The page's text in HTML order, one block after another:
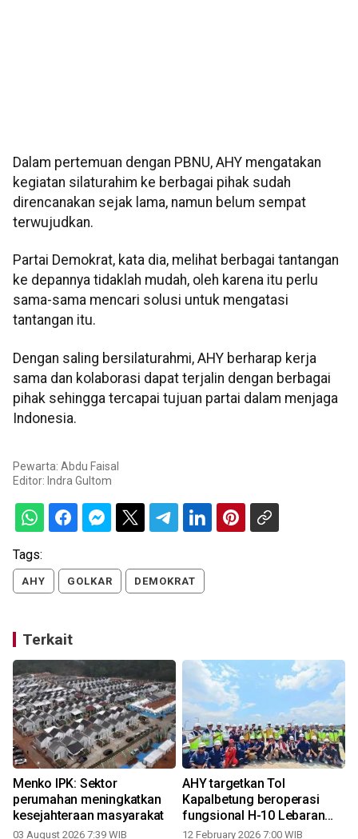
Dalam pertemuan dengan PBNU, AHY mengatakan
kegiatan silaturahim ke berbagai pihak sudah
direncanakan sejak lama, namun belum sempat
terwujudkan.
Partai Demokrat, kata dia, melihat berbagai tantangan
ke depannya tidaklah mudah, oleh karena itu perlu
sama-sama mencari solusi untuk mengatasi
tantangan itu.
Dengan saling bersilaturahmi, AHY berharap kerja
sama dan kolaborasi dapat terjalin dengan berbagai
pihak sehingga tercapai tujuan partai dalam menjaga
Indonesia.
Pewarta: Abdu Faisal
Editor: Indra Gultom
Tags:
AHY GOLKAR DEMOKRAT
Terkait
Menko IPK: Sektor
perumahan meningkatkan
kesejahteraan masyarakat
03 August 2026 7:39 WIB
AHY targetkan Tol
Kapalbetung beroperasi
fungsional H-10 Lebaran
2026
12 February 2026 7:00 WIB